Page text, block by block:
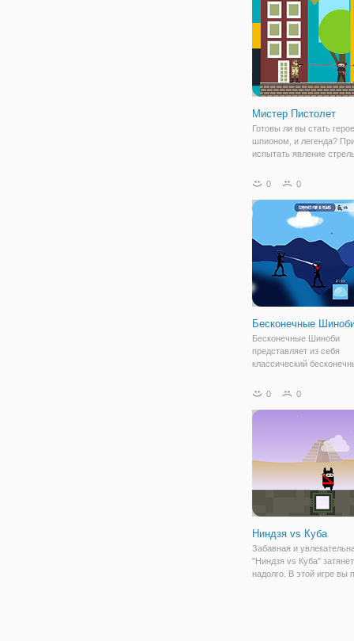
ниндзя, только вы в
Мистер Пистолет
Готовы ли вы стать
шпионом, и легенда?
испытать явление
уникальной игре-
лазерным фокусом,
врагов, ниндзя, и
0 0
Бесконечные
Бесконечные Шиноби
представляет из себя
классический
Сколько лет может
противостоящие ниндзя,
выстрелом в голову
0 0
Ниндзя vs Куба
Забавная и
"Ниндзя vs Куба"
надолго. В этой игре вы